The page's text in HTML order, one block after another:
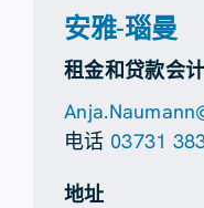
安雅-瑙曼
租金和贷款会计
电话 03731
地址